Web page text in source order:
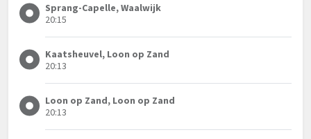
Sprang-Capelle, Waalwijk
20:15
Kaatsheuvel, Loon op Zand
20:13
Loon op Zand, Loon op Zand
20:13